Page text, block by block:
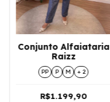
Conjunto Alfaiataria
Raizz
PP P M + 2
R$1.199,90